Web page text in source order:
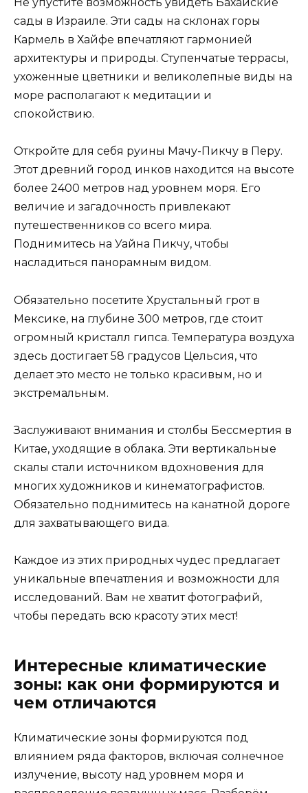
сады в Израиле. Эти сады на склонах горы
Кармель в Хайфе впечатляют гармонией
архитектуры и природы. Ступенчатые террасы,
ухоженные цветники и великолепные виды на
море располагают к медитации и
спокойствию.
Откройте для себя руины Мачу-Пикчу в Перу.
Этот древний город инков находится на высоте
более 2400 метров над уровнем моря. Его
величие и загадочность привлекают
путешественников со всего мира.
Поднимитесь на Уайна Пикчу, чтобы
насладиться панорамным видом.
Обязательно посетите Хрустальный грот в
Мексике, на глубине 300 метров, где стоит
огромный кристалл гипса. Температура воздуха
здесь достигает 58 градусов Цельсия, что
делает это место не только красивым, но и
экстремальным.
Заслуживают внимания и столбы Бессмертия в
Китае, уходящие в облака. Эти вертикальные
скалы стали источником вдохновения для
многих художников и кинематографистов.
Обязательно поднимитесь на канатной дороге
для захватывающего вида.
Каждое из этих природных чудес предлагает
уникальные впечатления и возможности для
исследований. Вам не хватит фотографий,
чтобы передать всю красоту этих мест!
Интересные климатические
зоны: как они формируются и
чем отличаются
Климатические зоны формируются под
влиянием ряда факторов, включая солнечное
излучение, высоту над уровнем моря и